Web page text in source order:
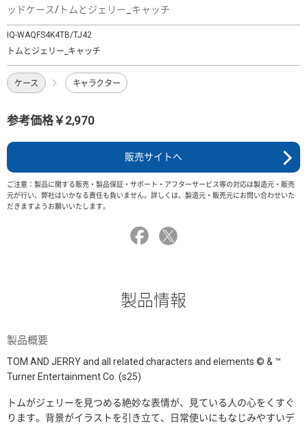
ッドケース/トムとジェリー_キャッチ
IQ-WAQFS4K4TB/TJ42
トムとジェリー_キャッチ
ケース キャラクター
参考価格￥2,970
販売サイトへ
ご注意：製品に関する販売・製品保証・サポート・アフターサービス等の対応は製造元・販売
元が行い、弊社はいかなる責任も負いません。詳しくは、製造元・販売元にお問い合わせいた
だきますようお願いいたします。
製品情報
製品概要
TOM AND JERRY and all related characters and elements © & ™
Turner Entertainment Co. (s25)
トムがジェリーを見つめる絶妙な表情が、見ている人の心をくすぐ
ります。背景がイラストを引き立て、日常使いにもなじみやすいデ